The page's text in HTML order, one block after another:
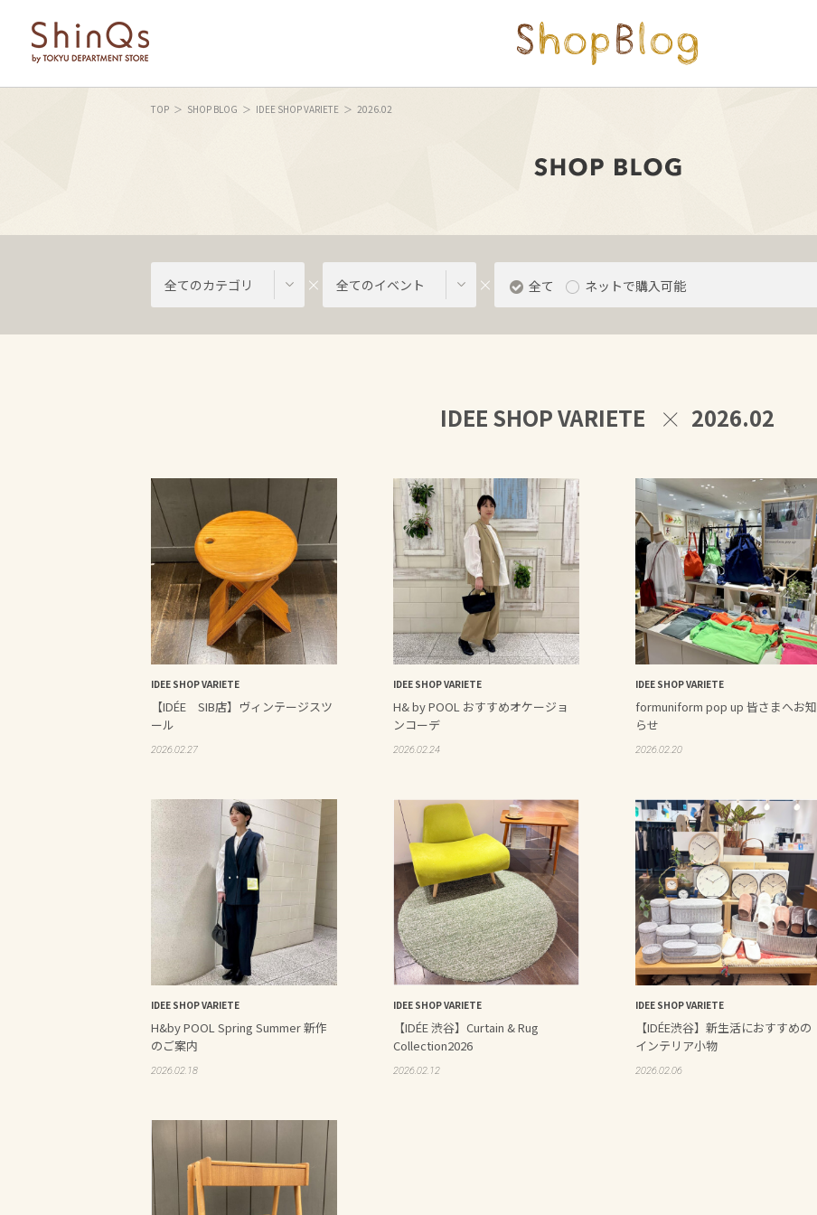
TOP SHOP BLOG IDEE SHOP VARIETE 2026.02
全てのカテゴリ 全てのイベント 全て ネットで購入可能
IDEE SHOP VARIETE 2026.02
IDEE SHOP VARIETE
【IDÉE SIB店】ヴィンテージスツ
ール
2026.02.27
IDEE SHOP VARIETE
H& by POOL おすすめオケージョ
ンコーデ
2026.02.24
IDEE SHOP VARIETE
formuniform pop up 皆さまへお知
らせ
2026.02.20
IDEE SHOP VARIETE
H&by POOL Spring Summer 新作
のご案内
2026.02.18
IDEE SHOP VARIETE
【IDÉE 渋谷】Curtain & Rug
Collection2026
2026.02.12
IDEE SHOP VARIETE
【IDÉE渋谷】新生活におすすめの
インテリア小物
2026.02.06